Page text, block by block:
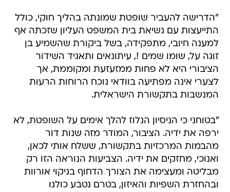
"הדרישה להעביר שופטת שמונתה בהליך חוקי, כולל
התייעצות עם נשיאת בית המשפט העליון שזכתה אף
למענה חיובי, מתפקידה, בשל ביקורת שהשמיע בן
זוגה על, שומו שמים !, עיתונאים ותאגיד השידור
הציבורי היא לא פחות ממזעזעת ומקוממת, אך
לצערי אינה מפתיעה בוודאי נוכח הרוחות הרעות
המנשבות בתקשורת הישראלית.
"בטוחני כי הניסיון הנלוז להלך אימים על השופטת, לא
ירפה את ידיה. הציבור, המודר מזה שנות דור
מהבמות המרכזיות בתקשורת, ששלח אותי לכאן,
ואנוכי, מחזקים את ידיה. הצביעות הנוראה הזו רק
מבליטה ומעצימה את הצורך הדחוף בניקוי אורוות
ובהחזרת השפיות והאיזון, בטרם נטבע כולנו